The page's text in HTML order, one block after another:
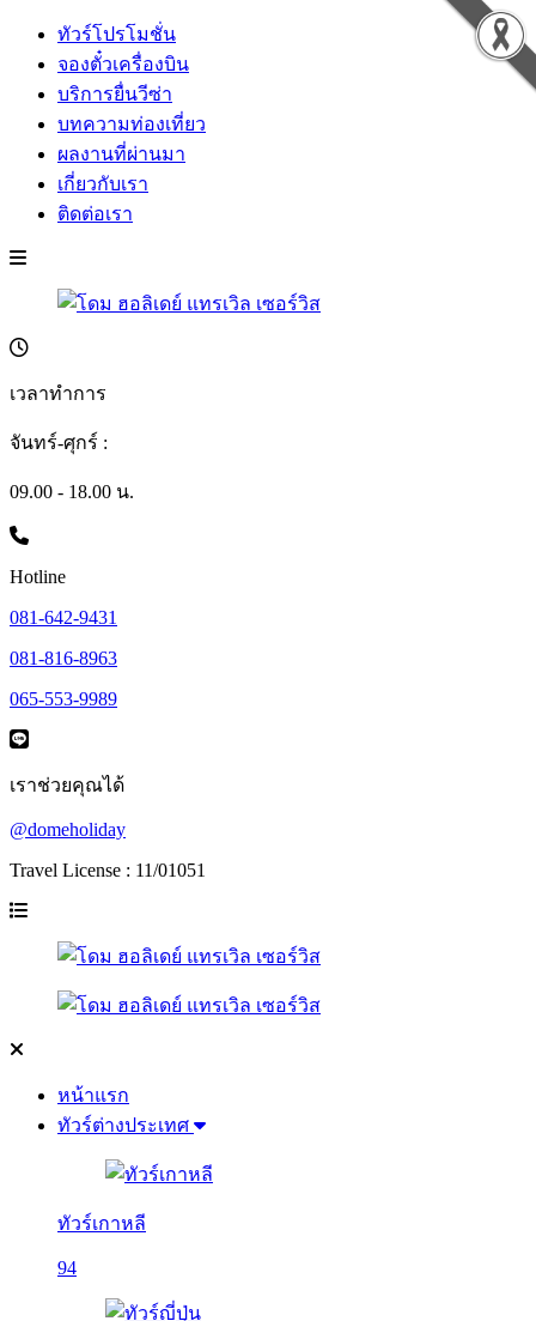
ทัวร์โปรโมชั่น
จองตั๋วเครื่องบิน
บริการยื่นวีซ่า
บทความท่องเที่ยว
ผลงานที่ผ่านมา
เกี่ยวกับเรา
ติดต่อเรา
เวลาทำการ
จันทร์-ศุกร์ :
09.00 - 18.00 น.
Hotline
081-642-9431
081-816-8963
065-553-9989
เราช่วยคุณได้
@domeholiday
Travel License : 11/01051
หน้าแรก
ทัวร์ต่างประเทศ
ทัวร์เกาหลี
94